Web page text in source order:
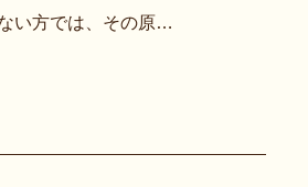
い方では、その原…